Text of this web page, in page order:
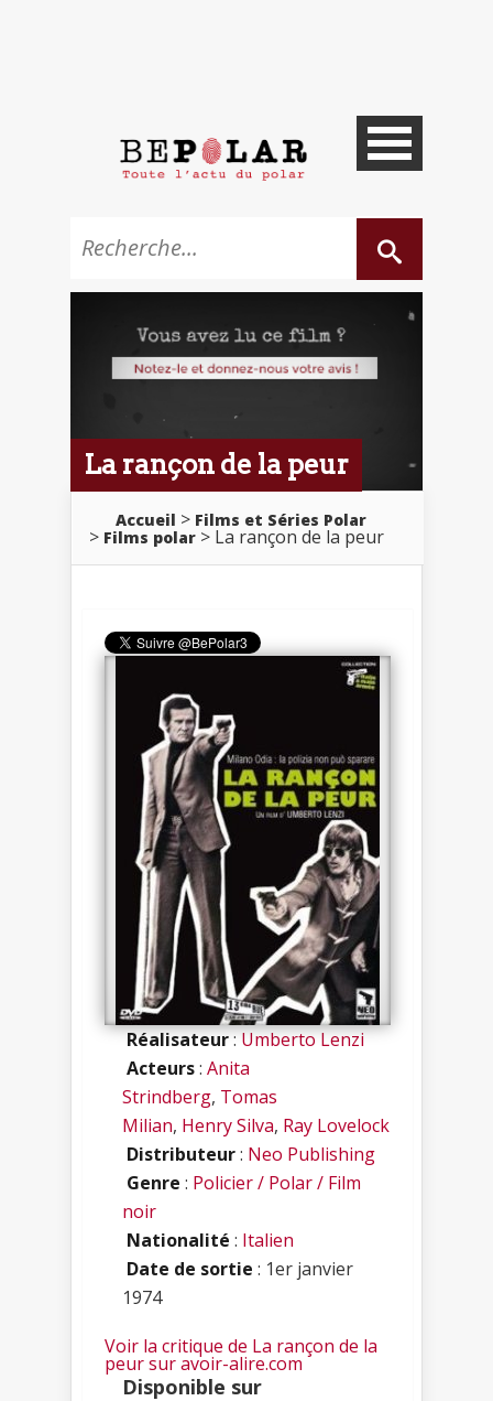
La rançon de la peur
Accueil
Films et Séries Polar
Films polar
La rançon de la peur
Réalisateur:Umberto Lenzi
Acteurs: Anita
Strindberg, Tomas
Milian, Henry Silva, Ray Lovelock
Distributeur: Neo Publishing
Genre : Policier / Polar / Film
noir
Nationalité : Italien
Date de sortie : 1er janvier
1974
Voir la critique de La rançon de la
peur sur avoir-alire.com
Disponible sur